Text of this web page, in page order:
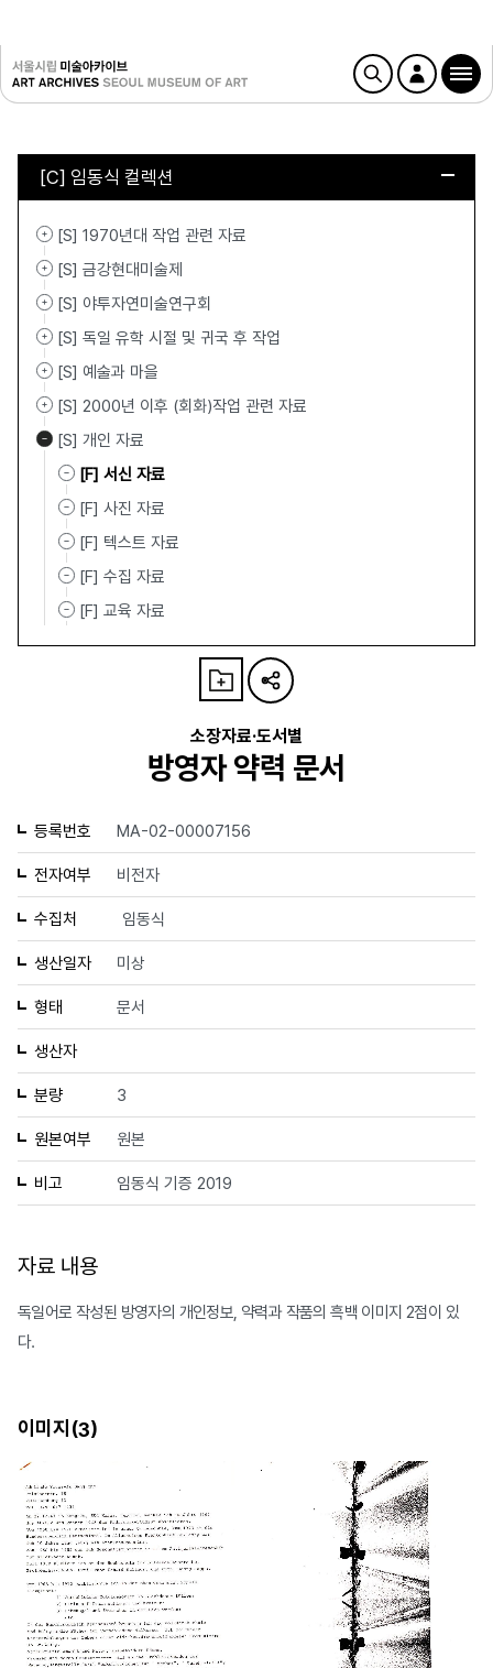
[C] 임동식 컬렉션
[S] 1970년대 작업 관련 자료
[S] 금강현대미술제
[S] 야투자연미술연구회
[S] 독일 유학 시절 및 귀국 후 작업
[S] 예술과 마을
[S] 2000년 이후 (회화)작업 관련 자료
[S] 개인 자료
[F] 서신 자료
[F] 사진 자료
[F] 텍스트 자료
[F] 수집 자료
[F] 교육 자료
소장자료·도서별
방영자 약력 문서
등록번호 MA-02-00007156
전자여부 비전자
수집처 임동식
생산일자 미상
형태 문서
생산자
분량 3
원본여부 원본
비고 임동식 기증 2019
자료 내용
독일어로 작성된 방영자의 개인정보, 약력과 작품의 흑백 이미지 2점이 있
다.
이미지(3)